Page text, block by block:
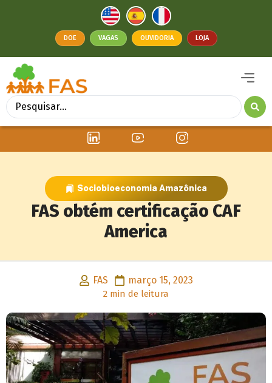
DOE VAGAS OUVIDORIA LOJA
Sociobioeconomia Amazônica
FAS obtém certificação CAF
America
FAS março 15, 2023
2 min de leitura